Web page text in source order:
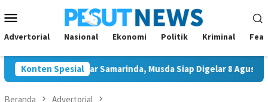
ke
kontenMobile
Advertorial Nasional Ekonomi Politik Kriminal
Konten Spesial
Ketua Golkar Samarinda, Musda Siap Digelar 8 Agustus 2026
Beranda Advertorial